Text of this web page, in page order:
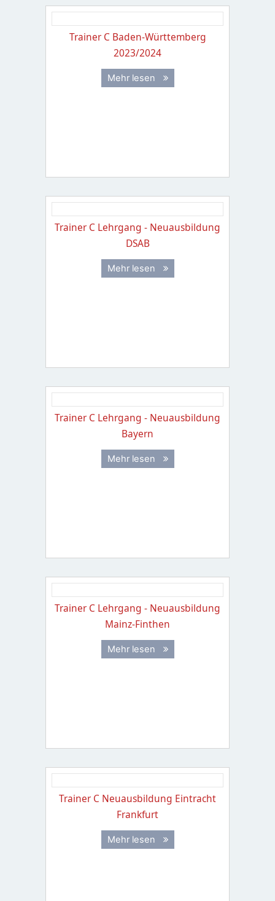
Trainer C Baden-Württemberg
2023/2024
Mehr lesen
Trainer C Lehrgang - Neuausbildung
DSAB
Mehr lesen
Trainer C Lehrgang - Neuausbildung
Bayern
Mehr lesen
Trainer C Lehrgang - Neuausbildung
Mainz-Finthen
Mehr lesen
Trainer C Neuausbildung Eintracht
Frankfurt
Mehr lesen